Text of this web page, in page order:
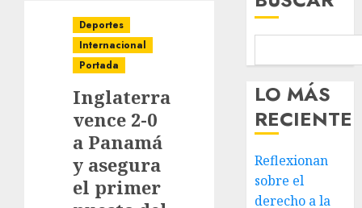
Deportes
Internacional
Portada
Inglaterra
vence 2-0
a Panamá
y asegura
el primer
LO MÁS
RECIENTE
Reflexionan
sobre el
derecho a la